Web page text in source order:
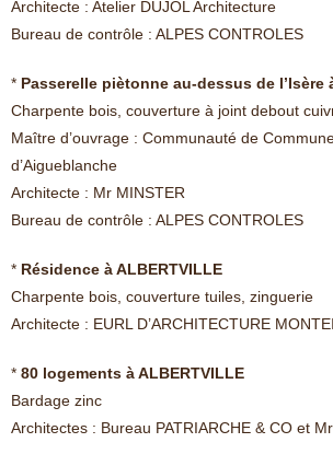
Architecte : Atelier DUJOL Architecture
Bureau de contrôle : ALPES CONTROLES
* Passerelle piètonne au-dessus de l’Isère
Charpente bois, couverture à joint debout
Maître d’ouvrage : Communauté de
d’Aigueblanche
Architecte : Mr MINSTER
Bureau de contrôle : ALPES CONTROLES
* Résidence à ALBERTVILLE
Charpente bois, couverture tuiles, zinguerie
Architecte : EURL D’ARCHITECTURE
* 80 logements à ALBERTVILLE
Bardage zinc
Architectes : Bureau PATRIARCHE & CO et